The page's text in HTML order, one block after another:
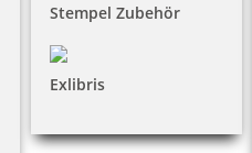
Stempel Zubehör
Exlibris